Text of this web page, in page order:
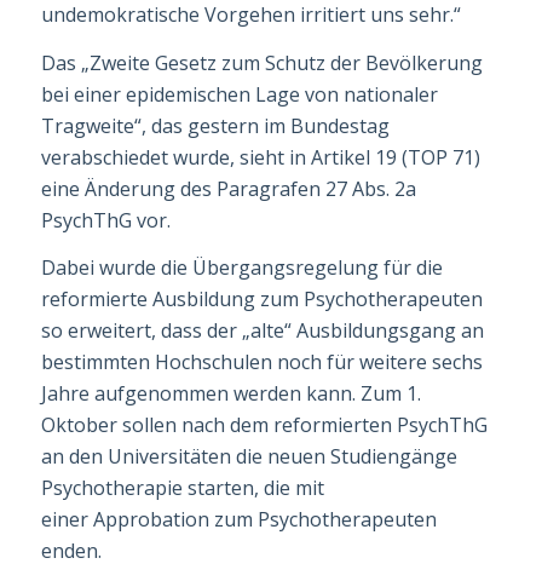
undemokratische Vorgehen irritiert uns sehr.“
Das „Zweite Gesetz zum Schutz der Bevölkerung
bei einer epidemischen Lage von natio­naler
Tragweite“, das gestern im Bundestag
verabschiedet wurde, sieht in Artikel 19 (TOP 71)
eine Änderung des Paragrafen 27 Abs. 2a
PsychThG vor.
Dabei wurde die Übergangs­regelung für die
reformierte Ausbildung zum Psychotherapeu­ten
so erweitert, dass der „alte“ Ausbildungsgang an
bestimmten Hochschulen noch für weitere sechs
Jahre aufge­nommen werden kann. Zum 1.
Oktober sollen nach dem refor­mierten PsychThG
an den Universitäten die neuen Studiengänge
Psychotherapie starten, die mit
einerApprobation zum Psychotherapeuten
enden.